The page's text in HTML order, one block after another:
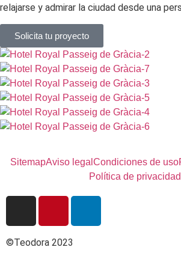
relajarse y admirar la ciudad desde una
Solicita tu proyecto
SitemapAviso legal Condiciones de uso
Política de privacidad
©Teodora 2023